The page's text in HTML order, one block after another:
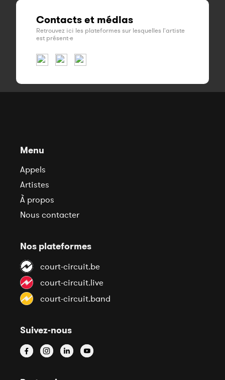
Contacts et médias
Retrouvez ici les plateformes sur lesquelles l'artiste
est présent·e
Menu
Appels
Artistes
À propos
Nous contacter
Nos plateformes
court-circuit.be
court-circuit.live
court-circuit.band
Suivez-nous